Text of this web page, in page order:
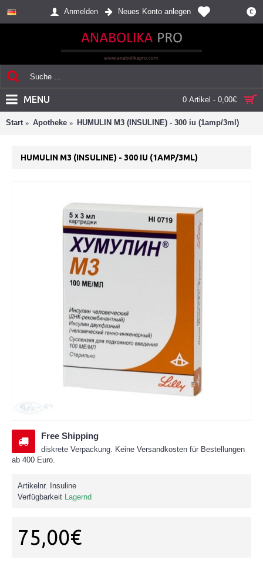
€
Anmelden Neues Konto anlegen
0 Artikel - 0,00€
MENU
Start Apotheke HUMULIN M3 (INSULINE) - 300 iu (1amp/3ml)
HUMULIN M3 (INSULINE) - 300 IU (1AMP/3ML)
Free Shipping
diskrete Verpackung. Keine Versandkosten für Bestellungen
ab 400 Euro.
Artikelnr.
Insuline
Verfügbarkeit Lagernd
75,00€